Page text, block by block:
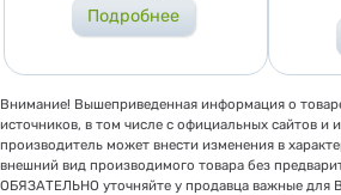
Подробнее
Внимание! Вышеприведенная информация о
источников, в том числе с официальных сайтов и
производитель может внести изменения в
внешний вид производимого товара без
ОБЯЗАТЕЛЬНО уточняйте у продавца важные для